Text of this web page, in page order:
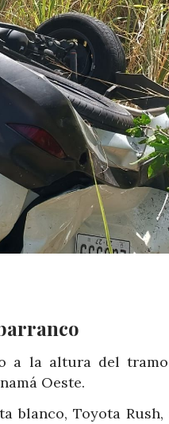
a la altura del
Oeste.
blanco, Toyota Rush,